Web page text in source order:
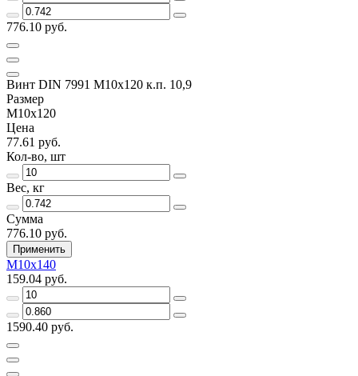
776.10 руб.
Винт DIN 7991 M10x120 к.п. 10,9
Размер
M10x120
Цена
77.61 руб.
Кол-во, шт
Вес, кг
Сумма
776.10 руб.
Применить
M10x140
159.04 руб.
1590.40 руб.